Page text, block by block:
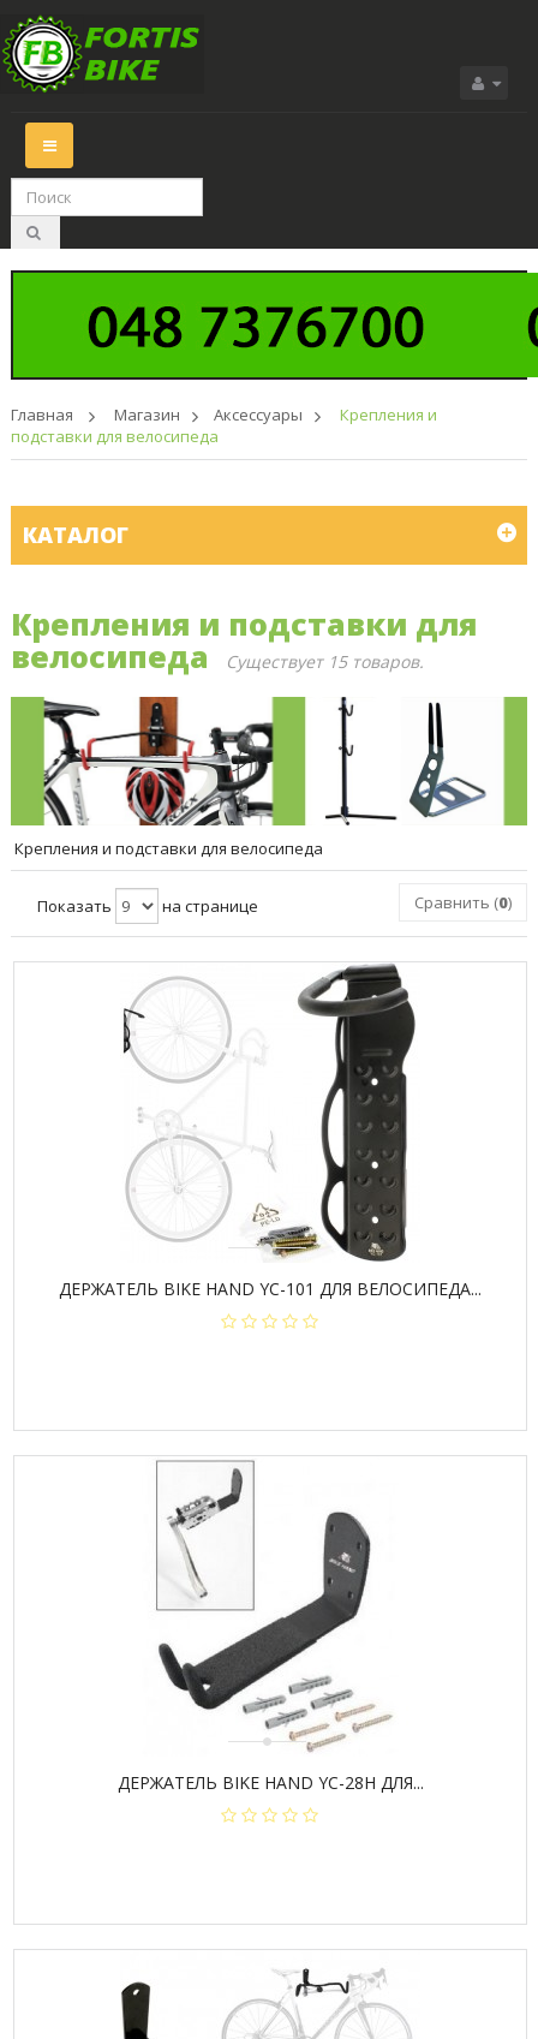
Переключить
навигации
Главная > Магазин > Аксессуары >
Крепления и
подставки для велосипеда
КАТАЛОГ
Крепления и подставки для
велосипеда Существует 15 товаров.
Крепления и подставки для велосипеда
Показать на странице Сравнить (0)
ДЕРЖАТЕЛЬ BIKE HAND YC-101 ДЛЯ ВЕЛОСИПЕДА...
ДЕРЖАТЕЛЬ BIKE HAND YC-28H ДЛЯ...